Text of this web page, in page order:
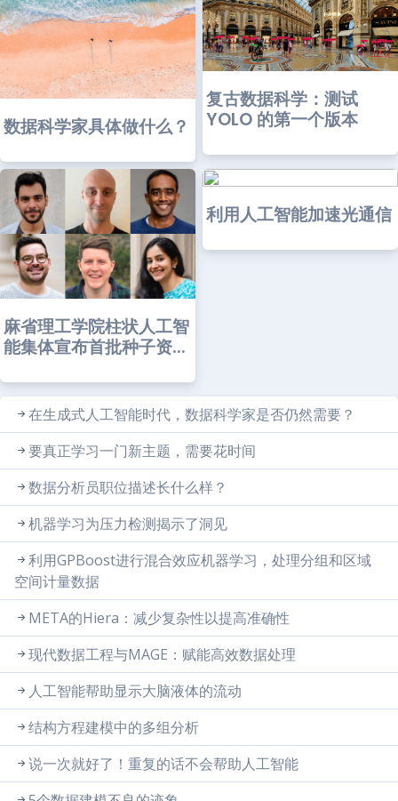
数据科学家具体做什么？
复古数据科学：测试
YOLO 的第一个版本
麻省理工学院柱状人工智
能集体宣布首批种子资...
利用人工智能加速光通信
在生成式人工智能时代，数据科学家是否仍然需要？
要真正学习一门新主题，需要花时间
数据分析员职位描述长什么样？
机器学习为压力检测揭示了洞见
利用GPBoost进行混合效应机器学习，处理分组和区域
空间计量数据
META的Hiera：减少复杂性以提高准确性
现代数据工程与MAGE：赋能高效数据处理
人工智能帮助显示大脑液体的流动
结构方程建模中的多组分析
说一次就好了！重复的话不会帮助人工智能